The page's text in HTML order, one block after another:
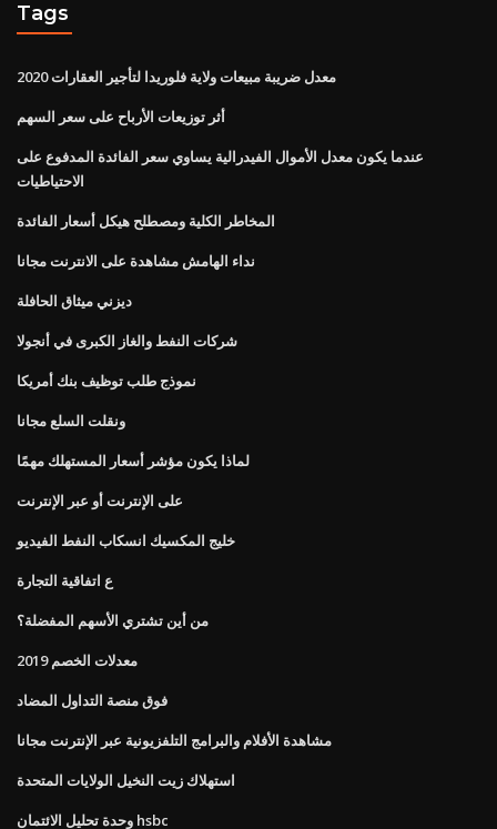
Tags
معدل ضريبة مبيعات ولاية فلوريدا لتأجير العقارات 2020
أثر توزيعات الأرباح على سعر السهم
عندما يكون معدل الأموال الفيدرالية يساوي سعر الفائدة المدفوع على
الاحتياطيات
المخاطر الكلية ومصطلح هيكل أسعار الفائدة
نداء الهامش مشاهدة على الانترنت مجانا
ديزني ميثاق الحافلة
شركات النفط والغاز الكبرى في أنجولا
نموذج طلب توظيف بنك أمريكا
ونقلت السلع مجانا
لماذا يكون مؤشر أسعار المستهلك مهمًا
على الإنترنت أو عبر الإنترنت
خليج المكسيك انسكاب النفط الفيديو
ع اتفاقية التجارة
من أين تشتري الأسهم المفضلة؟
معدلات الخصم 2019
فوق منصة التداول المضاد
مشاهدة الأفلام والبرامج التلفزيونية عبر الإنترنت مجانا
استهلاك زيت النخيل الولايات المتحدة
وحدة تحليل الائتمان hsbc